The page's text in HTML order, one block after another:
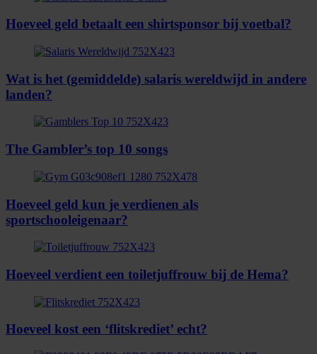
Hoeveel geld betaalt een shirtsponsor bij voetbal?
Wat is het (gemiddelde) salaris wereldwijd in andere
landen?
The Gambler’s top 10 songs
Hoeveel geld kun je verdienen als
sportschooleigenaar?
Hoeveel verdient een toiletjuffrouw bij de Hema?
Hoeveel kost een ‘flitskrediet’ echt?